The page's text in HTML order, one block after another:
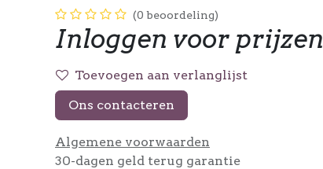
(0 beoordeling)
Inloggen voor prijzen
Toevoegen aan verlanglijst
Ons contacteren
Algemene voorwaarden
30-dagen geld terug garantie